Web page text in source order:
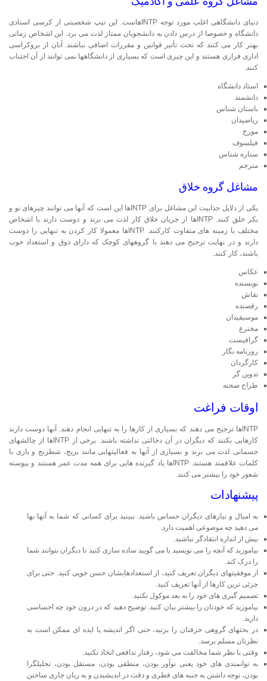
دنیای دانشگاهی اغلب مورد توجه INTPهاست. این تیپ شخصیتی از کرسی استادی
دانشگاه و خصوصا از درس دادن به دانشجویان ممتاز لذت می برد. این اشخاص زمانی
بهتر کار می کنند که تحت تأثیر قوانین و مقررات اضافی نباشند. آنان از بروکراسی
اداری فراری هستند و این چیزی است که بسیاری از دانشگاهها نمی توانند از آن اجتناب
کنند.
استاد دانشگاه
دانشمند
باستان شناس
ریاضیدان
مورخ
فیلسوف
ستاره شناس
مترجم
مشاغل گروه خلاق
یکی از دلایل جذابیت این مشاغل برای INTPها این است که آنها می توانند چیزهای نو و
بکر خلق کنند. INTPها از جریان خلاق کار لذت می برند و دوست دارند با اشخاص
مختلف با زمینه های متفاوت کارکنند. INTPها معمولا کار کردن به تنهایی را دوست
دارند و در نهایت ترجیح می دهند با گروههای کوچک که دارای ذوق و استعداد خوب
باشند، کار کنند.
عکاس
نویسنده
نقاش
رقصنده
موسیقیدان
مخترع
گرافیست
روزنامه نگار
کارگردان
تدوین گر
طراح صحنه
اوقات فراغت
INTPها ترجیح می دهند که بسیاری از کارها را به تنهایی انجام دهند. آنها دوست دارند
کارهایی بکنند که دیگران در آن دخالتی نداشته باشند. برخی از INTPها از چالشهای
جسمانی لذت می برند و بسیاری از آنها به فعالیتهایی مانند بریج، شطرنج و بازی با
کلمات علاقمند هستند. INTPها یاد گیرنده هایی برای همه مدت عمر هستند و پیوسته
شعور خود را بیشتر می کنند.
پیشنهادات
به امیال و نیازهای دیگران حساس باشید. ببینید برای کسانی که شما به آنها بها
می دهید چه موضوعی اهمیت دارد.
بیش از اندازه انتقادگر نباشید.
بیاموزید که آنچه را می نویسید یا می گویید ساده سازی کنید تا دیگران بتوانند شما
را درک کند.
از موفقیتهای دیگران تعریف کنید، از استعدادهایشان حسن جویی کنید. حتی برای
جزئی ترین کارها از آنها تعریف کنید.
تصمیم گیری های خود را به بعد موکول نکنید.
بیاموزید که خودتان را بیشتر بیان کنید. توضیح دهید که در درون خود چه احساسی
دارید.
در بحثهای گروهی حرفتان را بزنید، حتی اگر اندیشه یا ایده ای ممکن است به
نظرتان مسلم برسد.
وقتی با نظر شما مخالفت می شود، رفتار تدافعی اتخاذ نکنید.
به توانمندی های خود یعنی نوآور بودن، منطقی بودن، مستقل بودن، تحلیلگرا
بودن، توجه داشتن به جنبه های فطری و دقت در اندیشیدن و به زبان جاری ساختن